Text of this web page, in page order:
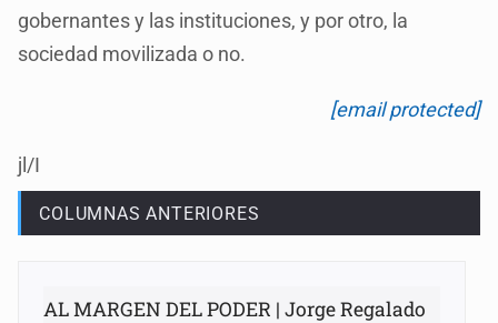
gobernantes y las instituciones, y por otro, la
sociedad movilizada o no.
[email protected]
jl/I
COLUMNAS ANTERIORES
AL MARGEN DEL PODER | Jorge Regalado